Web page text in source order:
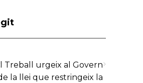
Treball urgeix al Govern
la llei que restringeix la